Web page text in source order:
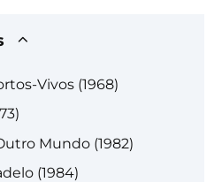
Vivos (1968)
Mundo (1982)
(1984)